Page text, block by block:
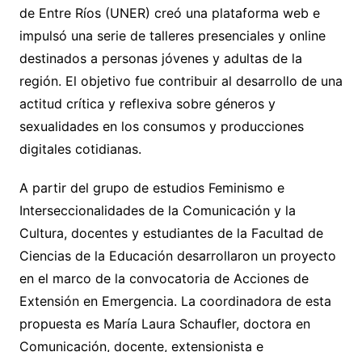
de Entre Ríos (UNER) creó una plataforma web e
impulsó una serie de talleres presenciales y online
destinados a personas jóvenes y adultas de la
región. El objetivo fue contribuir al desarrollo de una
actitud crítica y reflexiva sobre géneros y
sexualidades en los consumos y producciones
digitales cotidianas.
A partir del grupo de estudios Feminismo e
Interseccionalidades de la Comunicación y la
Cultura, docentes y estudiantes de la Facultad de
Ciencias de la Educación desarrollaron un proyecto
en el marco de la convocatoria de Acciones de
Extensión en Emergencia. La coordinadora de esta
propuesta es María Laura Schaufler, doctora en
Comunicación, docente, extensionista e